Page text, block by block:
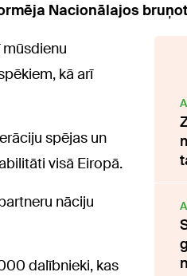
Nacionālajos
kā arī
spējas un
visā Eiropā.
nāciju
dalībnieki, kas